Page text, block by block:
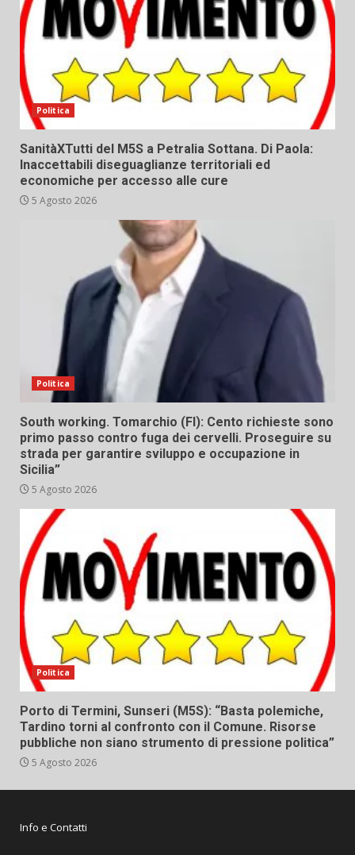
Politica
SanitàXTutti del M5S a Petralia Sottana. Di Paola:
Inaccettabili diseguaglianze territoriali ed
economiche per accesso alle cure
5 Agosto 2026
Politica
South working. Tomarchio (FI): Cento richieste sono
primo passo contro fuga dei cervelli. Proseguire su
strada per garantire sviluppo e occupazione in
Sicilia”
5 Agosto 2026
Politica
Porto di Termini, Sunseri (M5S): “Basta polemiche,
Tardino torni al confronto con il Comune. Risorse
pubbliche non siano strumento di pressione politica”
5 Agosto 2026
Info e Contatti